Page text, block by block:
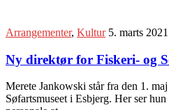
Arrangementer, Kultur 5. marts 2021
Ny direktør for Fiskeri- og
Merete Jankowski står fra den 1.
Søfartsmuseet i Esbjerg. Her ser